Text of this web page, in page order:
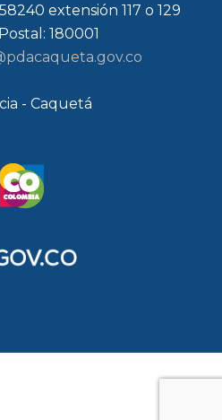
extensión 117 o 129
180001
- Caquetá